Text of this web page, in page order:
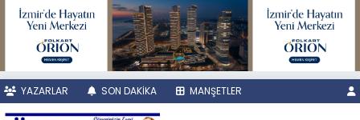
YAZARLAR SON DAKİKA MANŞETLER